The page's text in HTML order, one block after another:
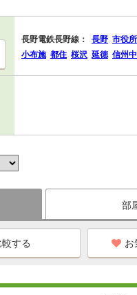
長野電鉄長野線： 長野 市役
小布施 都住 桜沢 延徳 信州
部
お